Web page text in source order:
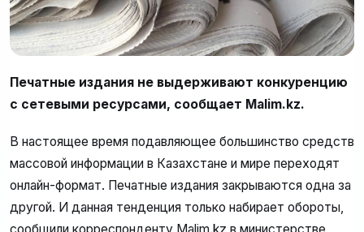
Печатные издания не выдерживают конкуренцию
с сетевыми ресурсами, сообщает Malim.kz.
В настоящее время подавляющее большинство средств
массовой информации в Казахстане и мире переходят
онлайн-формат. Печатные издания закрываются одна за
другой. И данная тенденция только набирает обороты,